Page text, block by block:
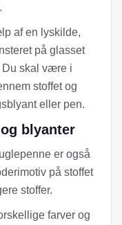
af en lyskilde,
på glasset
Du skal være i
stoffet og
eller pen.
blyanter
er også
på stoffet
stoffer.
farver og